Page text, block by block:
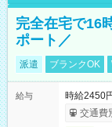
完全在宅で16
ポート／
派遣 ブランクOK
給与
時給2450
交通費